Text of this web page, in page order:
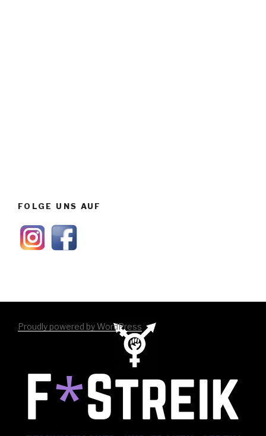
FOLGE UNS AUF
Proudly powered by WordPress